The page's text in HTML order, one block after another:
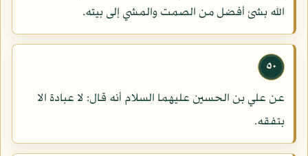
الله بشئ أفضل من الصمت والمشي إلى بيته.
٥٠
عن علي بن الحسين عليهما السلام أنه قال: لا عبادة الا
بتفقه.